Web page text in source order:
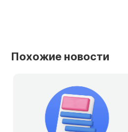
Похожие новости